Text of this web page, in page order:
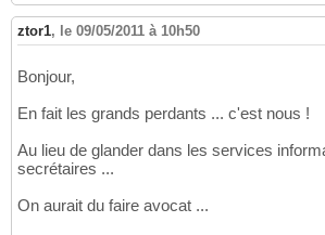
ztor1, le 09/05/2011 à 10h50
Bonjour,
En fait les grands perdants ... c'est nous !
Au lieu de glander dans les services
secrétaires ...
On aurait du faire avocat ...